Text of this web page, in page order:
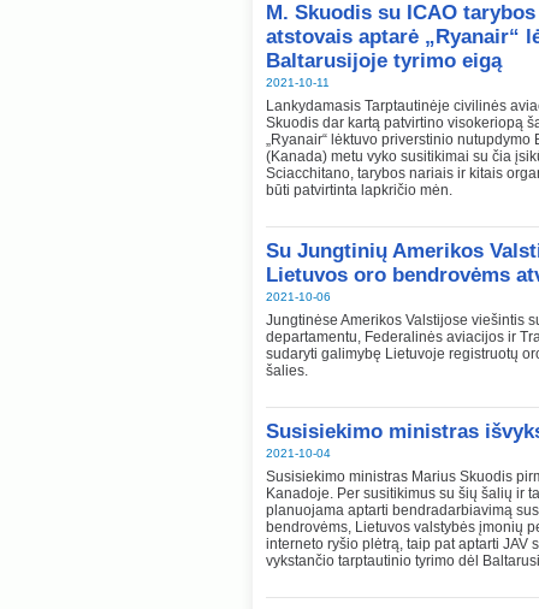
M. Skuodis su ICAO
atstovais aptarė „Ryanair“
Baltarusijoje tyrimo eigą
2021-10-11
Lankydamasis Tarptautinėje civilinės
Skuodis dar kartą patvirtino visokeriopą
„Ryanair“ lėktuvo priverstinio
(Kanada) metu vyko susitikimai su čia
Sciacchitano, tarybos nariais ir kitais
būti patvirtinta lapkričio mėn.
Su Jungtinių Amerikos
Lietuvos oro bendrovėms
2021-10-06
Jungtinėse Amerikos Valstijose viešintis
departamentu, Federalinės aviacijos ir
sudaryti galimybę Lietuvoje registruotų
šalies.
Susisiekimo ministras
2021-10-04
Susisiekimo ministras Marius Skuodis
Kanadoje. Per susitikimus su šių šalių ir
planuojama aptarti bendradarbiavimą
bendrovėms, Lietuvos valstybės įmonių
interneto ryšio plėtrą, taip pat aptarti
vykstančio tarptautinio tyrimo dėl